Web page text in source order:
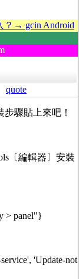
？→ gcin Android
quote
驟貼上來吧！
〔編輯器〕安裝
> panel"}
'Update-not